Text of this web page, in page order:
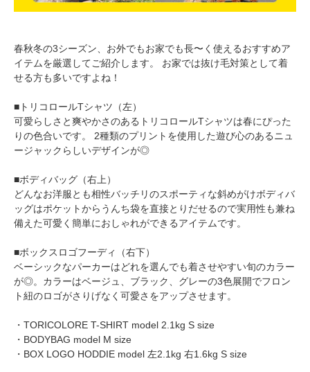
春秋冬の3シーズン、お外でもお家でも長〜く使えるおすすめア
イテムを厳選してご紹介します。 お家では抜け毛対策として着
せる方も多いですよね！
■トリコロールTシャツ（左）
可愛らしさと爽やかさのあるトリコロールTシャツは春にぴった
りの色合いです。 2種類のプリントを使用した遊び心のあるニュ
ージャックらしいデザインが◎
■ボディバッグ（右上）
どんなお洋服とも相性バッチリのスポーティな斜めがけボディバ
ッグはポケットからうんち袋を直接とりだせるので実用性も兼ね
備えた可愛く簡単におしゃれができるアイテムです。
■ボックスロゴフーディ（右下）
ベーシックなパーカーはどれを選んでも着させやすい旬のカラー
が◎。カラーはベージュ、ブラック、グレーの3色展開でフロン
ト紐のロゴがさりげなく可愛さをアップさせます。
・TORICOLORE T-SHIRT model 2.1kg S size
・BODYBAG model M size
・BOX LOGO HODDIE model 左2.1kg 右1.6kg S size
閉じる
いぬ部をフォロー